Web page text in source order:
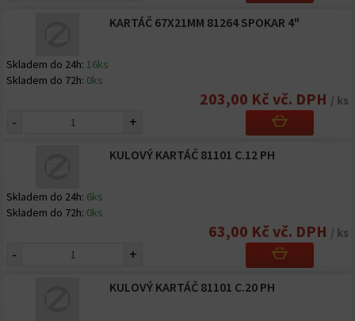
KARTÁČ 67X21MM 81264 SPOKAR 4"
Skladem do 24h: 16ks
Skladem do 72h: 0ks
203,00 Kč vč. DPH / ks
- +
KULOVÝ KARTÁČ 81101 C.12 PH
Skladem do 24h: 6ks
Skladem do 72h: 0ks
63,00 Kč vč. DPH / ks
- +
KULOVÝ KARTÁČ 81101 C.20 PH